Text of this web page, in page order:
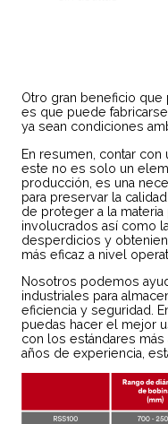
Otro gran beneficio
es que puede
ya sean condiciones
En resumen, contar
este no es solo un
producción, es una
para preservar la
de proteger a la
involucrados así como
desperdicios y
más eficaz a nivel
Nosotros podemos
industriales para
eficiencia y seguridad.
puedas hacer el mejor
con los estándares
años de experiencia,